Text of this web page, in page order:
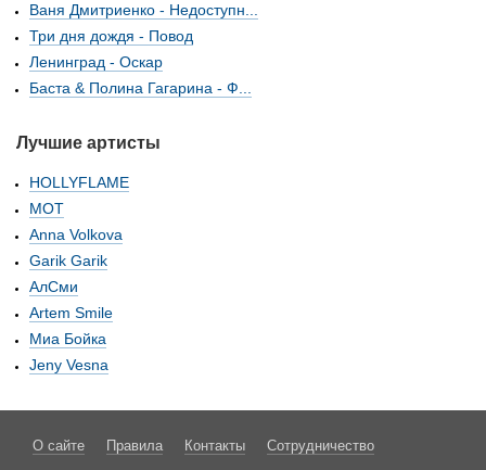
Ваня Дмитриенко - Недоступн...
Три дня дождя - Повод
Ленинград - Оскар
Баста & Полина Гагарина - Ф...
Лучшие артисты
HOLLYFLAME
МОТ
Anna Volkova
Garik Garik
АлСми
Artem Smile
Миа Бойка
Jeny Vesna
О сайте Правила Контакты Сотрудничество